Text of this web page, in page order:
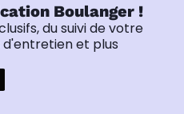
Boulanger !
du suivi de votre
et plus